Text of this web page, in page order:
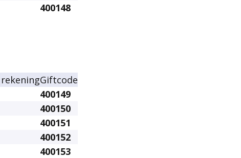
400148
Giftcode
400149
400150
400151
400152
400153